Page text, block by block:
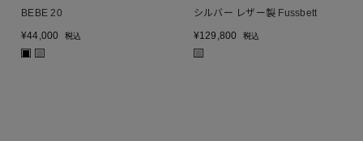
BEBE 20
¥44,000 税込
■ ■
シルバー レザー製 Fussbett
¥129,800 税込
■